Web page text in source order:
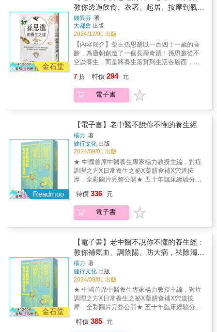
發：(一)整體。人是一個複雜的整體，任何局部
病變都和整體有著密切的關係，因此，在認識
疾病時，我們需要始終從整體出發。(二)平衡。
任何疾病的產生都是整體平衡遭到破壞的結
果，而平衡的不同環節遭到破壞會產生不同的
症狀，因此，我們可以通過對人體外在症狀來
判斷體內平衡的破壞情況，從而掌握疾病的本
孤立地將五臟歸屬於五行，而是以五行之間的
相生、相剋關係來探索五臟之間的相互聯繫、
相互制約而達到整體動態平衡的關係。例如
的體會，生氣或發怒往往會使食欲下降，甚至
會出現胃脘脹悶、噯腐吞酸等消化不良的症
狀，這是因為生氣或發怒是肝木過度旺盛的表
現，肝木過旺則對脾土剋制過度，導致脾的運
化飲食功能下降，從而出現上述症狀。 各
臟腑相生相剋，從而使人體整體達到動態平衡
的狀態，這種動態平衡的狀態就是人體健康的
本質所在。而這個動態平衡一旦遭到破壞，人
體就會出現各種疾病。 什麼是「治病八
外來邪氣，補充自身正氣」這個原則來進行。
中醫通過望、聞、問、切所獲得的各種證據來
了解和判斷疾病的虛實情況，並根據疾病虛實
而分別採用「補虛」或是「祛邪」的治療方
法。在補虛和祛邪的原則上，又可以演化出豐
富多彩的治法，清代醫家程鐘齡根據歷代醫家
的治療經驗，歸納出八種主要的治法，這就是
沿用至今的「治病八法」：汗法、吐法、下
法、和法、溫法、清法、消法和補法。 汗
法，就是通過發汗來治療疾病的一種方法；
吐法是通過藥物以及外界刺激，使人體產生嘔
吐以去除停留在咽喉、胸膈、胃脘等部位的痰
是通過通大便這種方式，使停留在人體下部的
基礎思想與理論的最佳入門書。走近中醫，走
近我們的身體── 傳統醫學根源之一是豐富
多樣的文獻，而其中更需要有白話解讀的基礎
概論書，唐雲《走近中醫》是相當重要之參考
著作。──陳麒方（台灣中醫臨床醫學會 理事
長） 到底什麼是中醫？中醫看病治病的依
據何在？中醫理論的科學性何在？只有真正弄
清楚了這些問題，我們才能辨別中醫的真偽，
才能理直氣壯地說中醫是科學的，才有理由把
這樣中醫才能真正得到發展和進步。──唐雲
（作者）【精彩內容摘要】 從「整體─平
衡」理論到「五行」 所謂「整體─平衡」，
發：(一)整體。人是一個複雜的整體，任何局部
病變都和整體有著密切的關係，因此，在認識
疾病時，我們需要始終從整體出發。(二)平衡。
任何疾病的產生都是整體平衡遭到破壞的結
果，而平衡的不同環節遭到破壞會產生不同的
症狀，因此，我們可以通過對人體外在症狀來
判斷體內平衡的破壞情況，從而掌握疾病的本
孤立地將五臟歸屬於五行，而是以五行之間的
相生、相剋關係來探索五臟之間的相互聯繫、
相互制約而達到整體動態平衡的關係。例如
的體會，生氣或發怒往往會使食欲下降，甚至
會出現胃脘脹悶、噯腐吞酸等消化不良的症
狀，這是因為生氣或發怒是肝木過度旺盛的表
現，肝木過旺則對脾土剋制過度，導致脾的運
化飲食功能下降，從而出現上述症狀。 各
臟腑相生相剋，從而使人體整體達到動態平衡
的狀態，這種動態平衡的狀態就是人體健康的
本質所在。而這個動態平衡一旦遭到破壞，人
體就會出現各種疾病。 什麼是「治病八
法」？ 中醫的任何治法都是圍繞著「祛除
亡的認識，讓你能善養吾身，年雖近百，形如
童子。道家自然主義的生死觀認為作為生命個
體不必為生而喜，為死而憂，但作為自然造化
的一員，個人還是應該積極參與到大化流行之
中，努力活夠自然所賦予給我們的生命時限。
要盡力「保身」、「全生」、「養親」、「盡
年」，以求成為「終其天年而不中道夭者」，
積極高揚個體生命價值，充分維護生命的尊
嚴，
金石堂
教你透過飲食、衣著、起居、按摩到氣功
著手，讓你返璞歸真、延齡回春，健健康
康活百歲
錢異芬 著
大都會 出版
2024/12/01 出版
【內容簡介】藥王孫思邈以一百四十一歲的高
齡，為唐朝創造了一個長壽奇蹟！孫思邈從不
空談養生，而是將養生落實到生活各層面，從
摩、氣功等保健小動作，教你善用古人的智
慧，掌握自己的健康與壽命。著名的醫藥學家
孫思邈，在「人生七十古來稀」的唐代，活了
集結成著作，成為後人奉為圭臬的養生寶典。
季節養身法─順應天時以調節氣息，免除疾患辟
穀養身術─適當節食以清腸排毒，提高吸收天竺
國按摩法─肢體運動以疏通經絡，祛病強身黃帝
內視法─觀察身體以化解干擾，激發能量觀禪法
─靜坐修行以心定氣和、精神愉悅日月星光禹步
法─步行吐納以吸取精華、天人合一孫思邈各種
珍貴的「養生之道」，備受後人尊崇且流傳至
今，只要你確切實行於生活當中，就等於向健
7 折 特價 294 元
電子書
Readmoo
【電子書】老中醫不說你不懂的養生經
楊力 著
健行文化 出版
2024/09/01 出版
★ 中國首席中醫養生專家楊力教授主編，對症
調理之方X日常養生之祕X藥膳食補X穴道按
摩，全彩圖片完整公開★ 五十年臨床經驗分享
代新寵★ 揭開現代人慢性病的根源，教你補氣
血、調陰陽、防大病★ 掌握養生要點，識破謠
言和迷思＊針對目前社會普遍關注的養生議
瘀、火、毒，並具體告訴讀者預防和破解的方
法，健康活過一百歲。＊針對當下壓力大、抑
鬱症多發的情況，告訴讀者如何通過中醫獨到
的情志調理法改善不良情緒，不生氣就不會生
病。＊教讀者掌握補氣血、調陰陽、防大病的
方法和妙招，解決99%的健康隱患。＊針對男
性和女性不同的生理特點，給出對應的養生方
案，讀者可以根據自身情況對號入座，精準調
理。＊針對日常生活中的常見病，給出對症調
理方案，小病小痛在家就可以調理。本書根據
特價 336 元
電子書
金石堂
【電子書】老中醫不說你不懂的養生經：
教你補氣血、調陰陽、防大病，祛除濁、
瘀、火、毒體質
楊力 著
健行文化 出版
2024/09/01 出版
★ 中國首席中醫養生專家楊力教授主編，對症
調理之方X日常養生之祕X藥膳食補X穴道按
摩，全彩圖片完整公開★ 五十年臨床經驗分享
代新寵★ 揭開現代人慢性病的根源，教你補氣
特價 385 元